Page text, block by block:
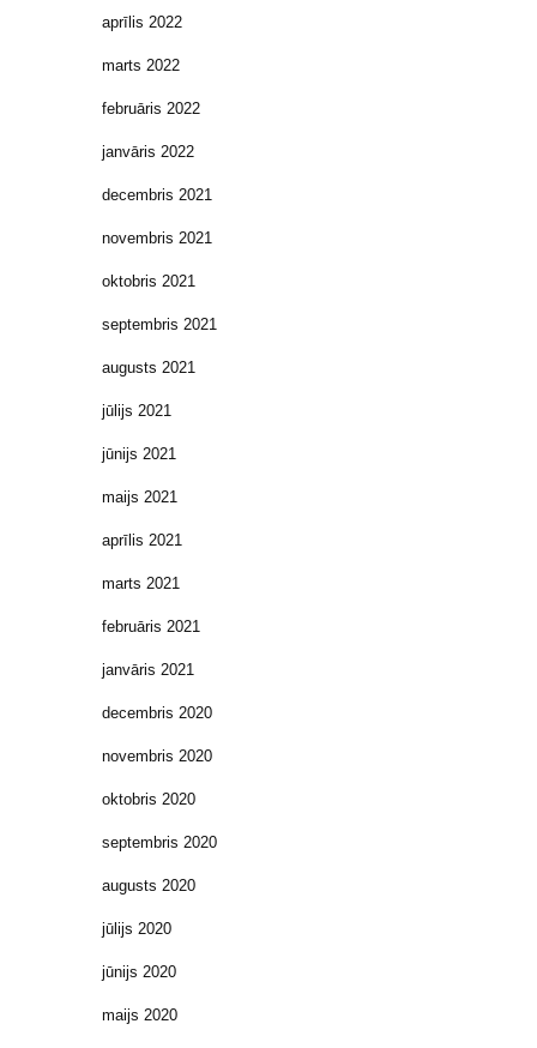
aprīlis 2022
marts 2022
februāris 2022
janvāris 2022
decembris 2021
novembris 2021
oktobris 2021
septembris 2021
augusts 2021
jūlijs 2021
jūnijs 2021
maijs 2021
aprīlis 2021
marts 2021
februāris 2021
janvāris 2021
decembris 2020
novembris 2020
oktobris 2020
septembris 2020
augusts 2020
jūlijs 2020
jūnijs 2020
maijs 2020